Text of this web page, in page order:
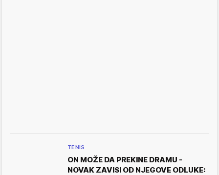
TENIS
ON MOŽE DA PREKINE DRAMU -
NOVAK ZAVISI OD NJEGOVE ODLUKE: